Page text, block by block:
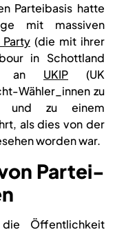
Parteibasis hatte
mit massiven
(die mit ihrer
in Schottland
an UKIP (UK
Wähler_innen zu
und zu einem
als dies von der
worden war.
Partei-
Öffentlichkeit